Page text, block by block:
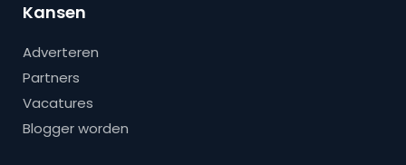
Kansen
Adverteren
Partners
Vacatures
Blogger worden